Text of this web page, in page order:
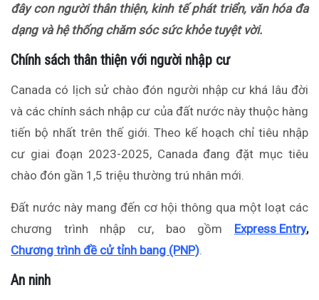
đây con người thân thiện, kinh tế phát triển, văn hóa đa
dạng và hệ thống chăm sóc sức khỏe tuyệt vời.
Chính sách thân thiện với người nhập cư
Canada có lịch sử chào đón người nhập cư khá lâu đời
và các chính sách nhập cư của đất nước này thuộc hàng
tiến bộ nhất trên thế giới. Theo kế hoạch chỉ tiêu nhập
cư giai đoạn 2023-2025, Canada đang đặt mục tiêu
chào đón gần 1,5 triệu thường trú nhân mới.
Đất nước này mang đến cơ hội thông qua một loạt các
chương trình nhập cư, bao gồm Express Entry,
Chương trình đề cử tỉnh bang (PNP).
An ninh